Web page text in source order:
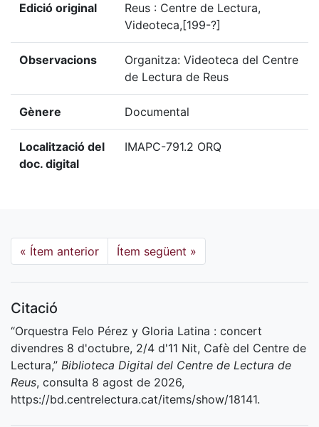
Edició original
Reus : Centre de Lectura,
Videoteca,[199-?]
Observacions
Organitza: Videoteca del Centre
de Lectura de Reus
Gènere Documental
Localització del
doc. digital
IMAPC-791.2 ORQ
« Ítem anterior Ítem següent »
Citació
“Orquestra Felo Pérez y Gloria Latina : concert
divendres 8 d'octubre, 2/4 d'11 Nit, Cafè del Centre de
Lectura,” Biblioteca Digital del Centre de Lectura de
Reus, consulta 8 agost de 2026,
https://bd.centrelectura.cat/items/show/18141.